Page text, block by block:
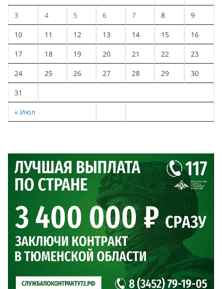
« Июл
3 4 5 6 7 8 9
10 11 12 13 14 15 16
17 18 19 20 21 22 23
24 25 26 27 28 29 30
31